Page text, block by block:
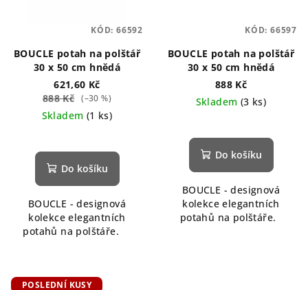
BOUCLE potah na polštář
30 x 50 cm hnědá
621,60 Kč
888 Kč (–30 %)
Skladem (1 ks)
Do košíku
BOUCLE - designová
kolekce elegantních
potahů na polštáře.
KÓD: 66592
BOUCLE potah na polštář
30 x 50 cm hnědá
888 Kč
Skladem (3 ks)
Do košíku
BOUCLE - designová
kolekce elegantních
potahů na polštáře.
KÓD: 66597
POSLEDNÍ KUSY